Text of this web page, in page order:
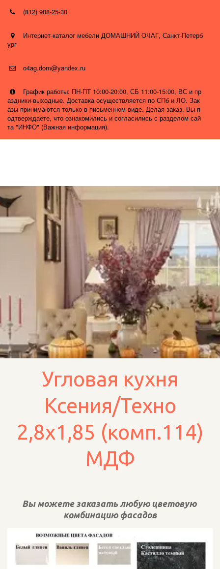
(812) 908-25-30
Интернет-каталог мебели ДОМАШНИЙ ОЧАГ, Санкт-Петерб
ург
o4ag.dom@yandex.ru
График работы: ПН-ПТ 10:00-20:00, СБ 11:00-15:00, ВС и пр
аздники-выходные. Доставка осуществляется по СПб и ЛО. Зак
азы принимаются только в письменном виде. Делая заказ, Вы п
одтверждаете, что ознакомились и согласились с разделом сай
та "ИНФО" (Важная информация).
Угловая кухня
Ксения/Техно
2,8х1,85 (комп.114)
МДФ
Вы можете заказать любую цветовую
комбинацию фасадов